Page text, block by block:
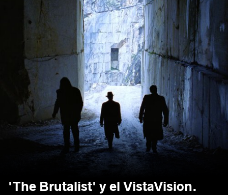
'The Brutalist' y el VistaVision.